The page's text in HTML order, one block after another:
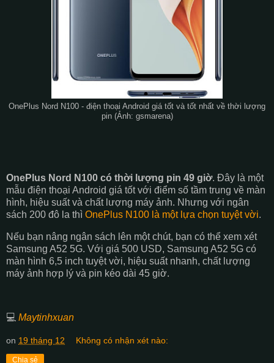
OnePlus Nord N100 - điện thoại Android giá tốt và tốt nhất về thời lượng
pin (Ảnh: gsmarena)
OnePlus Nord N100 có thời lượng pin 49 giờ. Đây là một
mẫu điện thoại Android giá tốt với điểm số tầm trung về màn
hình, hiệu suất và chất lượng máy ảnh. Nhưng với ngân
sách 200 đô la thì OnePlus N100 là một lựa chọn tuyệt vời.
Nếu bạn nâng ngân sách lên một chút, bạn có thể xem xét
Samsung A52 5G. Với giá 500 USD, Samsung A52 5G có
màn hình 6,5 inch tuyệt vời, hiệu suất nhanh, chất lượng
máy ảnh hợp lý và pin kéo dài 45 giờ.
💻 Maytinhxuan
on 19 tháng 12 Không có nhận xét nào:
Chia sẻ